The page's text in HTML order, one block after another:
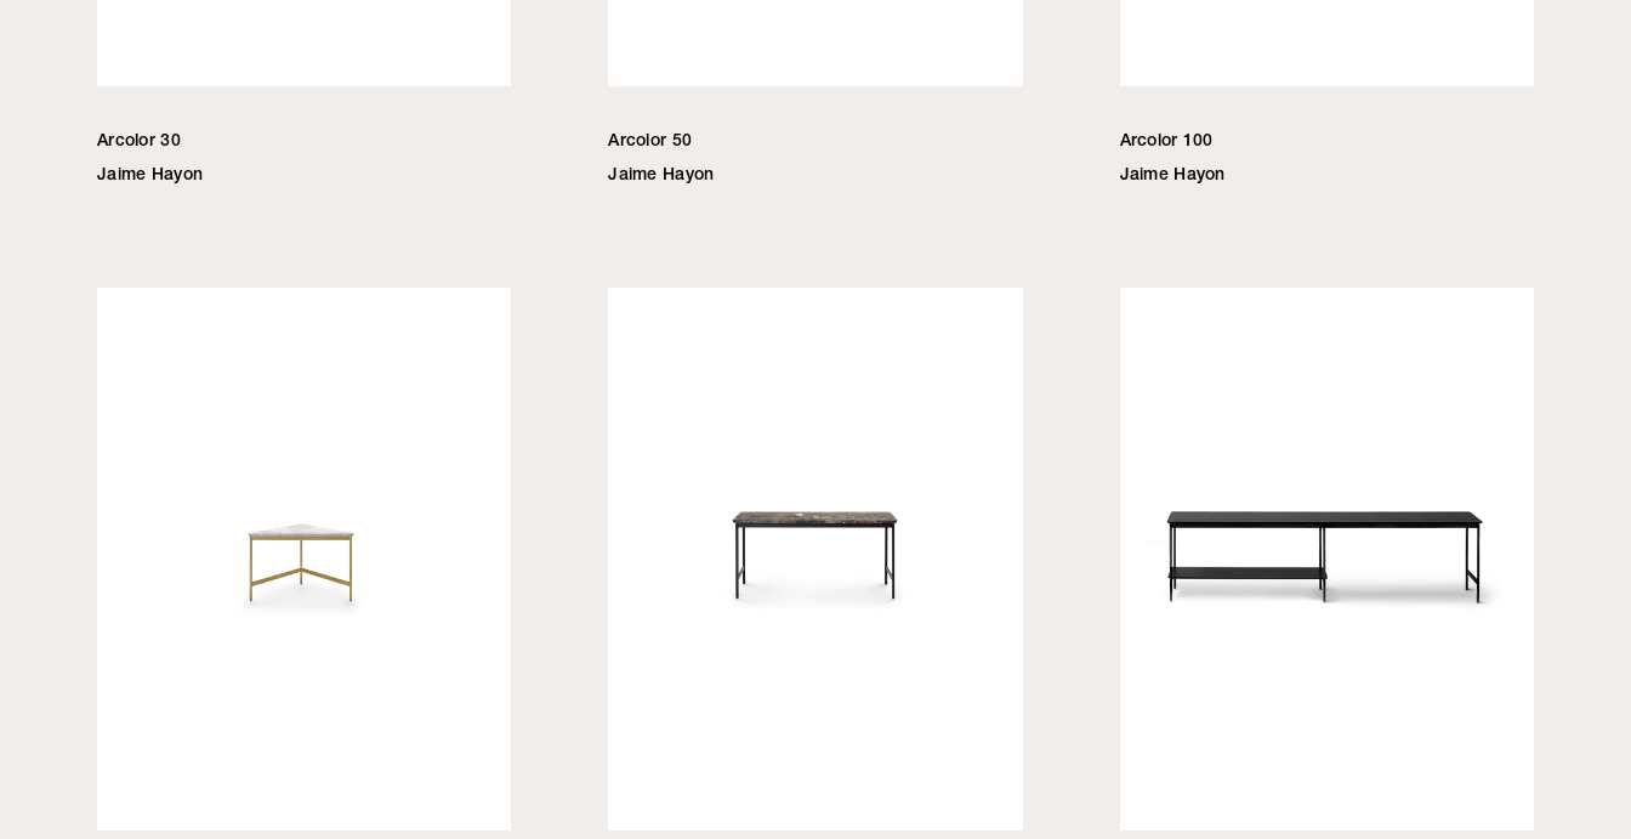
Arcolor 30
Jaime Hayon
Arcolor 50
Jaime Hayon
Arcolor 100
Jaime Hayon